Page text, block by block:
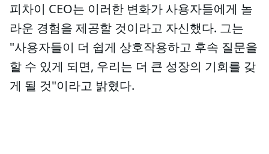
피차이 CEO는 이러한 변화가 사용자들에게 놀
라운 경험을 제공할 것이라고 자신했다. 그는
"사용자들이 더 쉽게 상호작용하고 후속 질문을
할 수 있게 되면, 우리는 더 큰 성장의 기회를 갖
게 될 것"이라고 밝혔다.